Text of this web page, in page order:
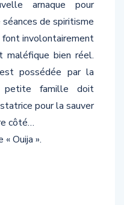
de spiritisme
font involontairement
maléfique bien réel.
possédée par la
petite famille doit
pour la sauver
côté…
Ouija ».